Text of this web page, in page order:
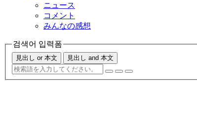
ニュース
コメント
みんなの感想
검색어 입력폼
見出し or 本文 見出し and 本文